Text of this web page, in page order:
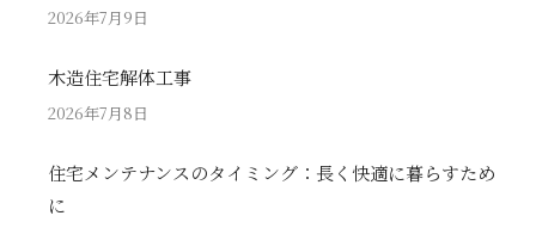
2026年7月9日
木造住宅解体工事
2026年7月8日
住宅メンテナンスのタイミング：長く快適に暮らすため
に